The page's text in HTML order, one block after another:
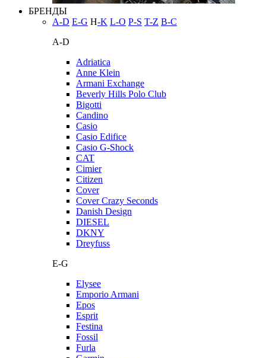
БРЕНДЫ
A-D E-G H-K L-O P-S T-Z В-С
A-D
Adriatica
Anne Klein
Armani Exchange
Beverly Hills Polo Club
Bigotti
Candino
Casio
Casio Edifice
Casio G-Shock
CAT
Cimier
Citizen
Cover
Cover Crazy Seconds
Danish Design
DIESEL
DKNY
Dreyfuss
E-G
Elysee
Emporio Armani
Epos
Esprit
Festina
Fossil
Furla